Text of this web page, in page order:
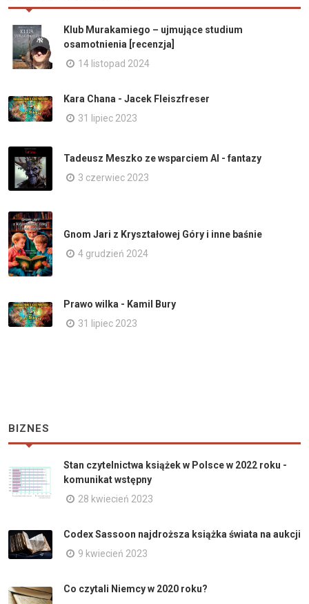
Klub Murakamiego – ujmujące studium
osamotnienia [recenzja]
14 listopad 2024
Kara Chana - Jacek Fleiszfreser
31 lipiec 2023
Tadeusz Meszko ze wsparciem AI - fantazy
3 czerwiec 2023
Gnom Jari z Kryształowej Góry i inne baśnie
4 grudzień 2024
Prawo wilka - Kamil Bury
31 lipiec 2023
BIZNES
Stan czytelnictwa książek w Polsce w 2022 roku -
komunikat wstępny
28 kwiecień 2023
Codex Sassoon najdroższa książka świata na aukcji
9 kwiecień 2023
Co czytali Niemcy w 2020 roku?